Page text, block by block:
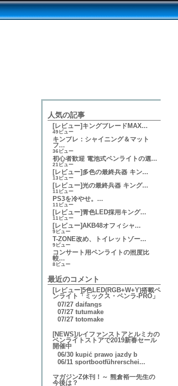
人気の記事
[レビュー]キングブレードMAX...
49ビュー
キンブレ：シャイニング＆マット
フ...
36ビュー
初心者歓迎 電池式ペンライトの選...
21ビュー
[レビュー]多色の最終兵器 キン...
13ビュー
[レビュー]光の最終兵器 キング...
11ビュー
PS3を冷やせ。...
11ビュー
[レビュー]青色LED採用キング...
11ビュー
[レビュー]AKB48オフィシャ...
9ビュー
T-ZONE改め、トイレットゾー...
9ビュー
コンサート用ペンライトの照度比
較...
8ビュー
最近のコメント
[レビュー]5色LED(RGB+W+Y)搭載ペ
ンライト「ミックス・ペンラ-PRO」
07/27 daifangs
07/27 tutumake
07/27 totomake
[NEWS]ルイファンストアとルミカの
ペンライトストアで2019新春セール
開催中
06/30 kupić prawo jazdy b
06/11 sportbootführerschei...
マガジンZ休刊！～ 熊倉裕一先生の
今後は？